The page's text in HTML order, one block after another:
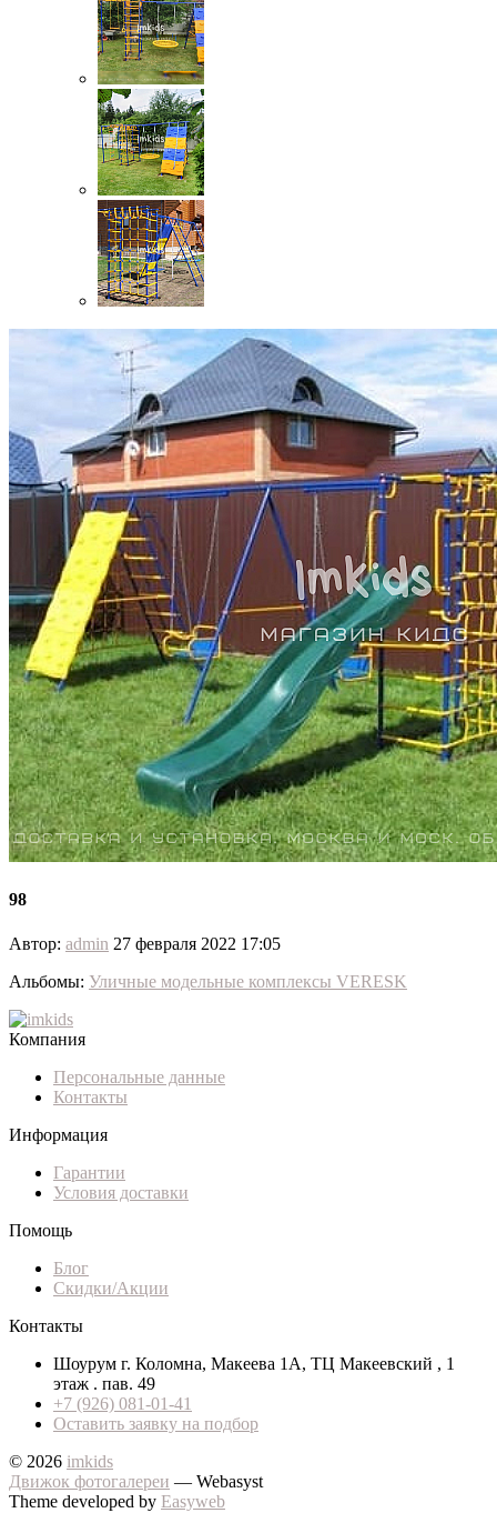
98
Автор: admin 27 февраля 2022 17:05
Альбомы: Уличные модельные комплексы VERESK
Компания
Персональные данные
Контакты
Информация
Гарантии
Условия доставки
Помощь
Блог
Скидки/Акции
Контакты
Шоурум г. Коломна, Макеева 1А, ТЦ Макеевский , 1
этаж . пав. 49
+7 (926) 081-01-41
Оставить заявку на подбор
© 2026 imkids
Движок фотогалереи — Webasyst
Theme developed by Easyweb